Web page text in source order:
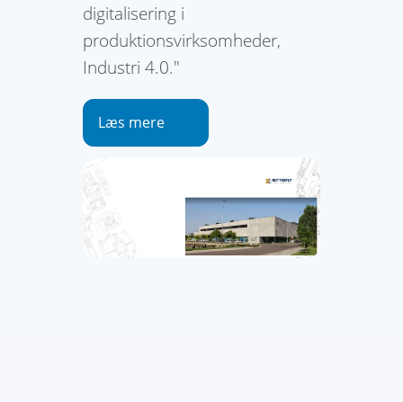
digitalisering i
produktionsvirksomheder,
Industri 4.0."
Læs mere